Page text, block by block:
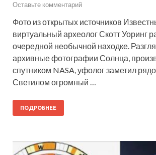
Оставьте комментарий
Фото из открытых источников
виртуальный археолог Скотт Уоринг
очередной необычной находке.
архивные фотографии Солнца,
спутником NASA, уфолог заметил
Светилом огромный …
ПОДРОБНЕЕ